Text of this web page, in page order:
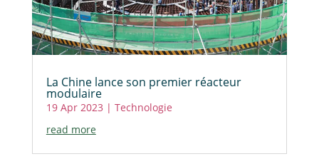
La Chine lance son premier réacteur
modulaire
19 Apr 2023 | Technologie
read more